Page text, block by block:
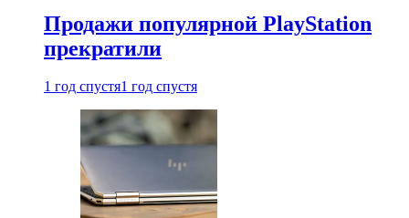
Продажи популярной PlayStation
прекратили
1 год спустя1 год спустя